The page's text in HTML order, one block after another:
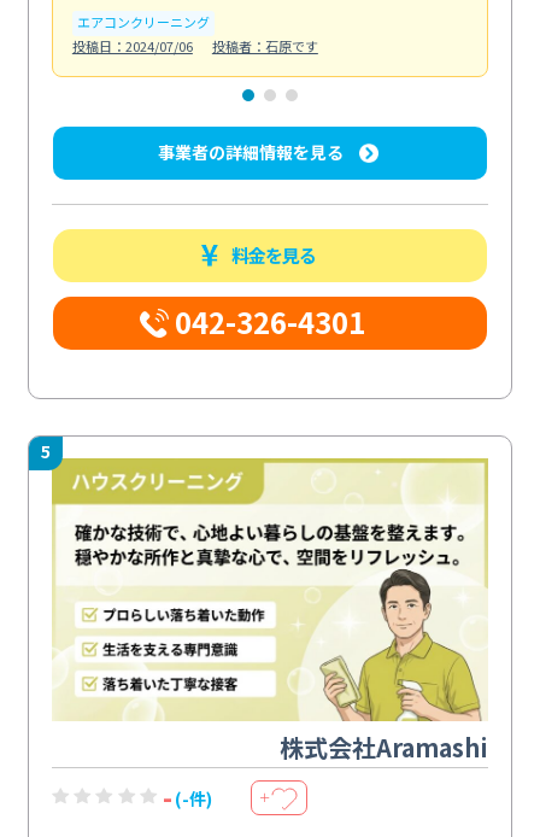
エアコンクリーニング
投稿日：2024/07/06
投稿者：石原です
事業者の詳細情報を見る
料金を見る
042-326-4301
5
株式会社Aramashi
- (-件) ＋